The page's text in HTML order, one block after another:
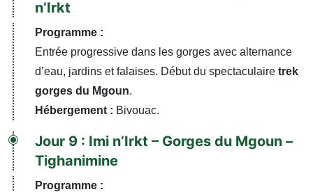
n’Irkt
Programme :
Entrée progressive dans les gorges avec alternance
d’eau, jardins et falaises. Début du spectaculaire trek
gorges du Mgoun.
Hébergement : Bivouac.
Jour 9 : Imi n’Irkt – Gorges du Mgoun –
Tighanimine
Programme :